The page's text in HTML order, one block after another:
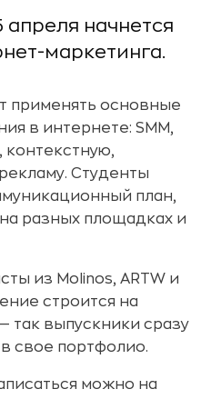
апреля начнется
маркетинга.
применять основные
в интернете: SMM,
контекстную,
Студенты
план,
разных площадках и
из Molinos, ARTW и
строится на
так выпускники сразу
свое портфолио.
можно на